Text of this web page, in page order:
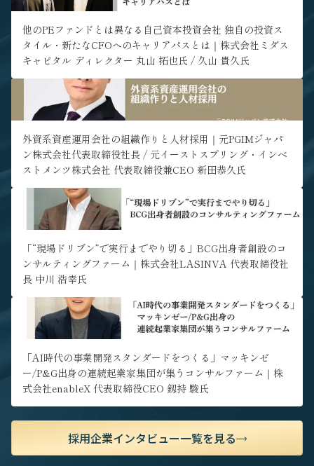
100%英語で、日本語を使うのはクライアントとの
務経験を積みたい方に適したポジションです。係
るチーム体制のためほぼ全員がフルリモートで仕
事をしており、勤務地制約が比較的少なく日本を
はじめアジア各国等ご自身の希望に応じた居住地
から業務を行うことが可能です。日本国外での駐
在をご希望の方は面談時にご要望を伺います。国
境を越えたチームの中で働くグローバルなキャリ
ア形成が可能な環境です。
ピタル ディレクター 丸山 拓也氏 / 久山 貴久氏">
他のPEファンドとは異なる自己資本投資会社 独自の投資ス
タイル・新たなCFOへのキャリアパスとは｜株式会社ミダス
キャピタル ディレクター 丸山 拓也氏 / 久山 貴久氏
" alt="外資系資産運用会社の組織作りと人材採用｜元PGIMジャパ
ン株式会社代表取締役社長 / 元イーストスプリング・インベストメ
ンツ株式会社 代表取締役兼CEO 新田恭久氏">
外資系資産運用会社の組織作りと人材採用｜元PGIMジャパ
ン株式会社代表取締役社長 / 元イーストスプリング・インベ
ストメンツ株式会社 代表取締役兼CEO 新田恭久氏
" alt="「“現場ドリブン”で実行までやり切る」BCG出身者創設の
コンサルティングファーム｜株式会社LASINVA 代表取締役社長 中
川 浩幸氏">
「“現場ドリブン”で実行までやり切る」BCG出身者創設のコ
ンサルティングファーム｜株式会社LASINVA 代表取締役社
長 中川 浩幸氏
" alt="「AI時代の事業開発スタンダードをつくる」マッキンゼ
ー/P&G出身の連続起業家集団が集うコンサルファーム｜株式会社
enableX 代表取締役CEO 釼持 駿氏">
「AI時代の事業開発スタンダードをつくる」マッキンゼ
ー/P&G出身の連続起業家集団が集うコンサルファーム｜株
式会社enableX 代表取締役CEO 釼持 駿氏
採用企業インタビュー一覧を見る